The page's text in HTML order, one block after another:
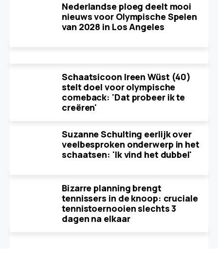
Nederlandse ploeg deelt mooi
nieuws voor Olympische Spelen
van 2028 in Los Angeles
Schaatsicoon Ireen Wüst (40)
stelt doel voor olympische
comeback: 'Dat probeer ik te
creëren'
Suzanne Schulting eerlijk over
veelbesproken onderwerp in het
schaatsen: 'Ik vind het dubbel'
Bizarre planning brengt
tennissers in de knoop: cruciale
tennistoernooien slechts 3
dagen na elkaar